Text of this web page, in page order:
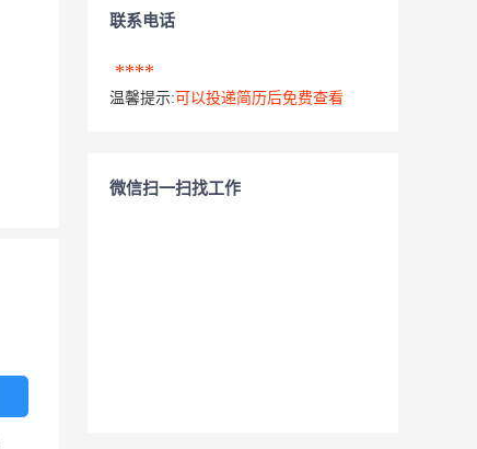
联系电话
****
温馨提示: 可以投递简历后免费查看
微信扫一扫找工作